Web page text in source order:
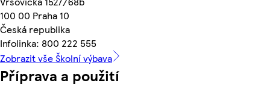
100 00 Praha 10
Česká republika
Infolinka: 800 222 555
Zobrazit vše Školní výbava
Příprava a použití